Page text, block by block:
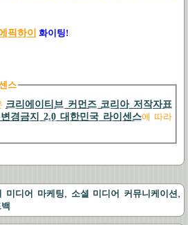
픽하이 화이팅!
스
크리에이티브 커먼즈 코리아 저작자표
경금지 2.0 대한민국 라이센스에 따라
미디어 마케팅 소셜 미디어 커뮤니케이션